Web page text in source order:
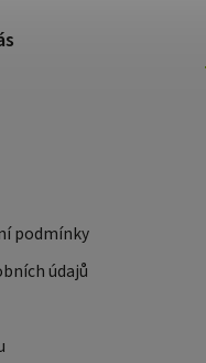
podmínky
údajů